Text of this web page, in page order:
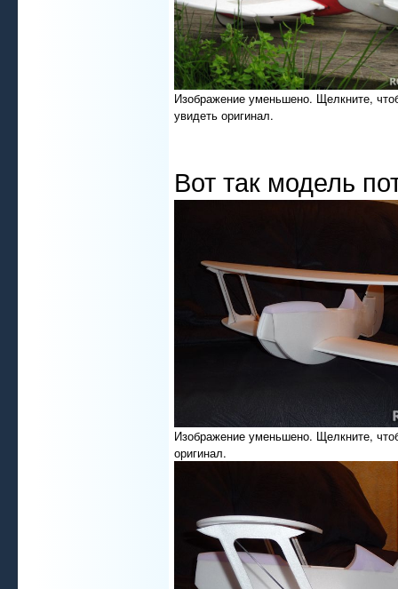
Изображение уменьшено. Щелкните,
увидеть оригинал.
Вот так модель
Изображение уменьшено. Щелкните,
оригинал.